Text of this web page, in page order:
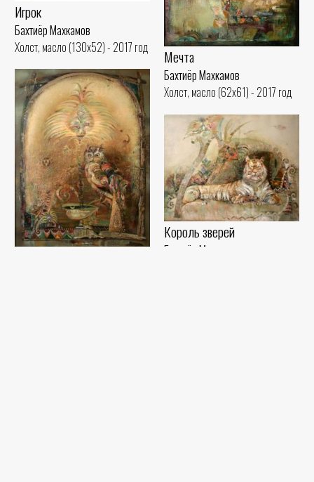
Игрок
Бахтиёр Махкамов
Холст, масло (130x52) - 2017 год
Мечта
Бахтиёр Махкамов
Холст, масло (62x61) - 2017 год
Король зверей
Бахтиёр Махкамов